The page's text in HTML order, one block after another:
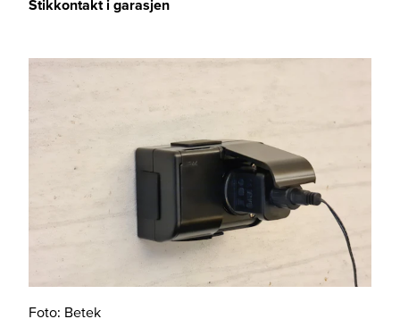
Stikkontakt i garasjen
Foto: Betek